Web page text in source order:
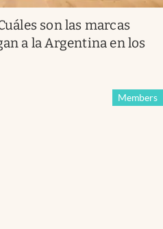
son las marcas
a la Argentina en los
Members